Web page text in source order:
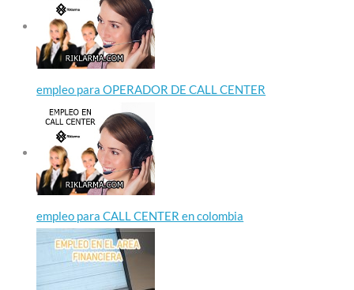
empleo para OPERADOR DE CALL CENTER
empleo para CALL CENTER en colombia